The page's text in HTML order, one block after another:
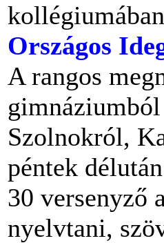
Országos
A rangos
Szolnokról,
péntek
30 versenyző
nyelvtani,